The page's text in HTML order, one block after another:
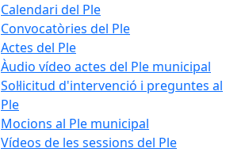
Calendari del Ple
Convocatòries del Ple
Actes del Ple
Àudio vídeo actes del Ple municipal
Sol·licitud d'intervenció i preguntes al
Ple
Mocions al Ple municipal
Vídeos de les sessions del Ple